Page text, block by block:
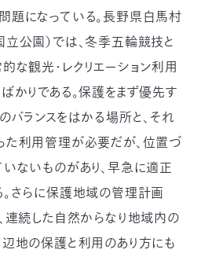
題になっている。長野県白馬村
公園）では、冬季五輪競技と
な観光・レクリエーション利用
かりである。保護をまず優先す
バランスをはかる場所と、それ
た利用管理が必要だが、位置づ
ないものがあり、早急に適正
さらに保護地域の管理計画
連続した自然からなり地域内の
地の保護と利用のあり方にも